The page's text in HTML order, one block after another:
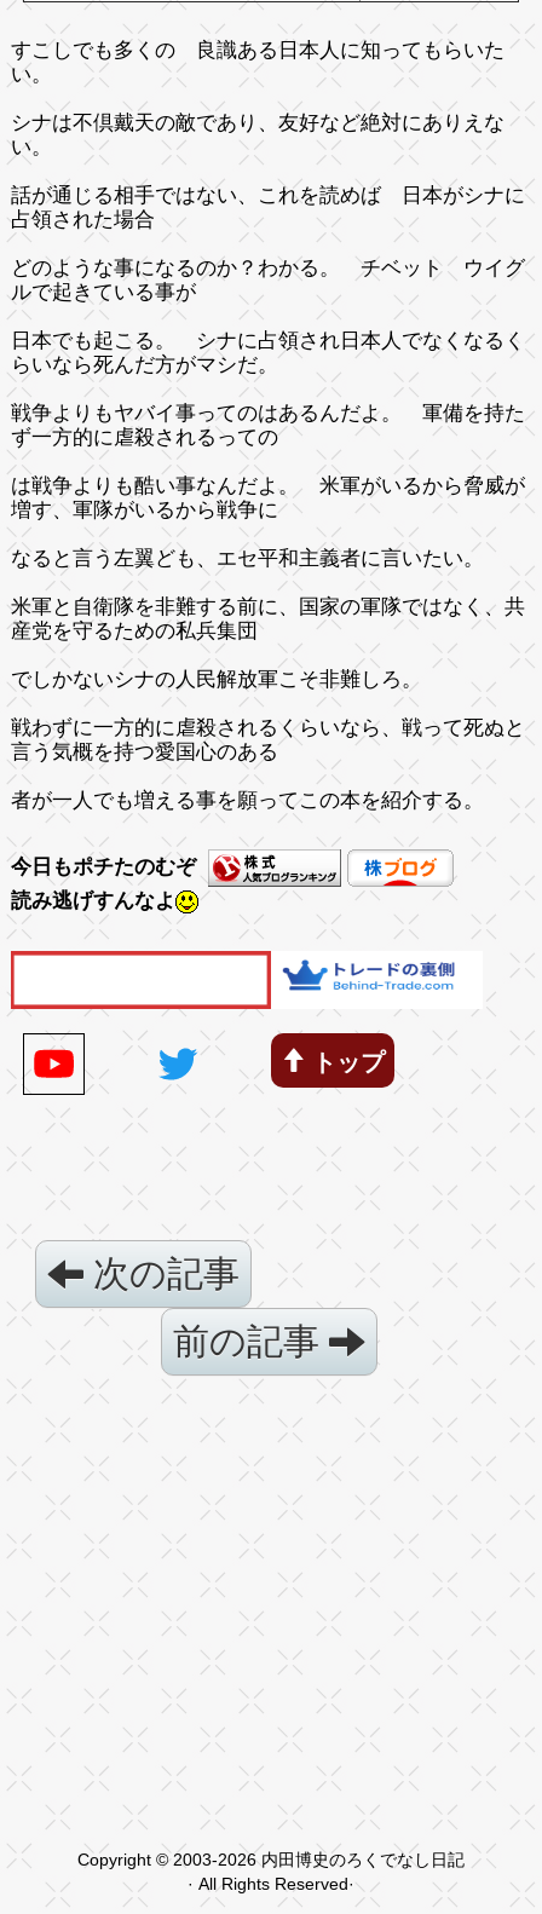
すこしでも多くの 良識ある日本人に知ってもらいた
い。
シナは不倶戴天の敵であり、友好など絶対にありえな
い。
話が通じる相手ではない、これを読めば 日本がシナに
占領された場合
どのような事になるのか？わかる。 チベット ウイグ
ルで起きている事が
日本でも起こる。 シナに占領され日本人でなくなるく
らいなら死んだ方がマシだ。
戦争よりもヤバイ事ってのはあるんだよ。 軍備を持た
ず一方的に虐殺されるっての
は戦争よりも酷い事なんだよ。 米軍がいるから脅威が
増す、軍隊がいるから戦争に
なると言う左翼ども、エセ平和主義者に言いたい。
米軍と自衛隊を非難する前に、国家の軍隊ではなく、共
産党を守るための私兵集団
でしかないシナの人民解放軍こそ非難しろ。
戦わずに一方的に虐殺されるくらいなら、戦って死ぬと
言う気概を持つ愛国心のある
者が一人でも増える事を願ってこの本を紹介する。
今日もポチたのむぞ
読み逃げすんなよ
トップ
次の記事
前の記事
Copyright © 2003-2026 内田博史のろくでなし日記
· All Rights Reserved·